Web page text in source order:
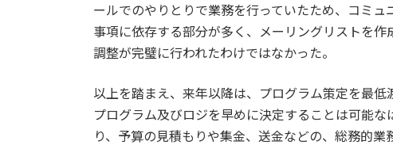
ールでのやりとりで業務を行っていたため、コミ
事項に依存する部分が多く、メーリングリストを
調整が完璧に行われたわけではなかった。
以上を踏まえ、来年以降は、プログラム策定を最
プログラム及びロジを早めに決定することは可能
り、予算の見積もりや集金、送金などの、総務的